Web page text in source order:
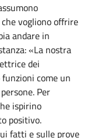
vogliono offrire
andare in
«La nostra
dei
come un
Per
ispirino
positivo.
fatti e sulle prove